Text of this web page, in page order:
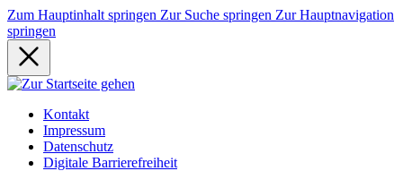
Zum Hauptinhalt springen Zur Suche springen Zur Hauptnavigation
springen
Kontakt
Impressum
Datenschutz
Digitale Barrierefreiheit